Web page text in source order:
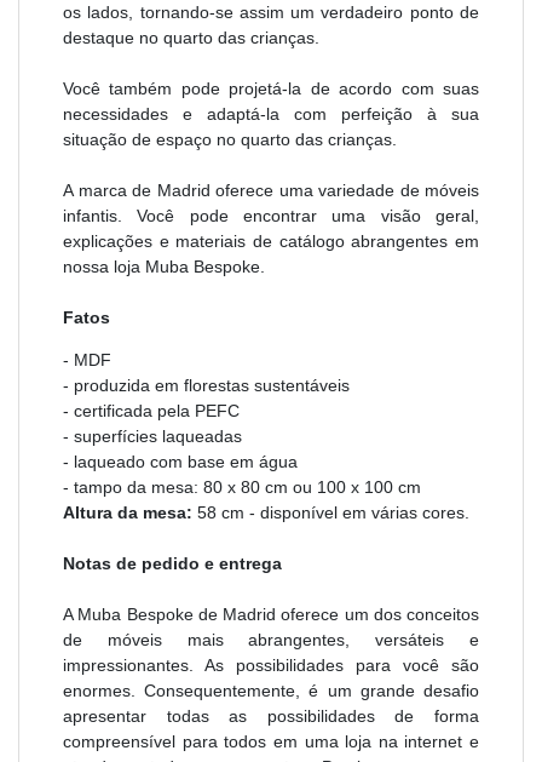
os lados, tornando-se assim um verdadeiro ponto de
destaque no quarto das crianças.
Você também pode projetá-la de acordo com suas
necessidades e adaptá-la com perfeição à sua
situação de espaço no quarto das crianças.
A marca de Madrid oferece uma variedade de móveis
infantis. Você pode encontrar uma visão geral,
explicações e materiais de catálogo abrangentes em
nossa loja Muba Bespoke.
Fatos
- MDF
- produzida em florestas sustentáveis
- certificada pela PEFC
- superfícies laqueadas
- laqueado com base em água
- tampo da mesa: 80 x 80 cm ou 100 x 100 cm
Altura da mesa: 58 cm - disponível em várias cores.
Notas de pedido e entrega
A Muba Bespoke de Madrid oferece um dos conceitos
de móveis mais abrangentes, versáteis e
impressionantes. As possibilidades para você são
enormes. Consequentemente, é um grande desafio
apresentar todas as possibilidades de forma
compreensível para todos em uma loja na internet e